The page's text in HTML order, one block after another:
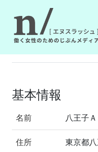
基本情報
名前 八王子
住所 東京都